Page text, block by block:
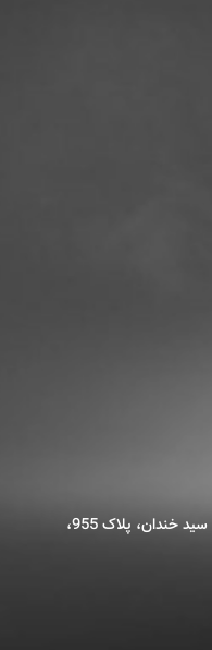
تهران، خیابان شریعتی، بالاتر از پل سید خندان، پلاک 955،